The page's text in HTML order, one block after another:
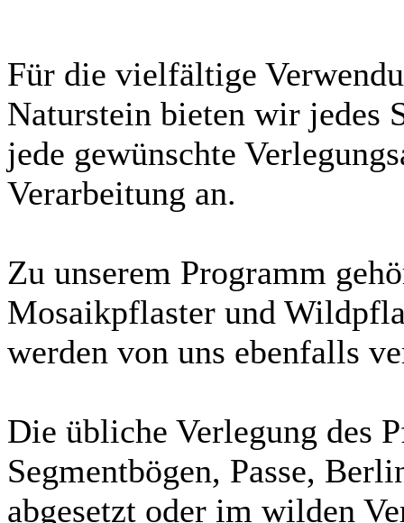
Für die vielfältige
Naturstein bieten wir jedes
jede gewünschte
Verarbeitung an.
Zu unserem Programm
Mosaikpflaster und
werden von uns ebenfalls
Die übliche Verlegung des
Segmentbögen, Passe,
abgesetzt oder im wilden